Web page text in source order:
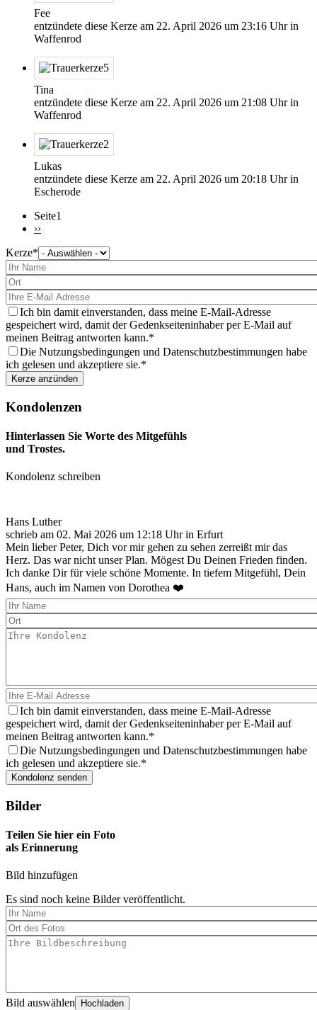
Fee
entzündete diese Kerze am 22. April 2026 um 23:16 Uhr in
Waffenrod
Tina
entzündete diese Kerze am 22. April 2026 um 21:08 Uhr in
Waffenrod
Lukas
entzündete diese Kerze am 22. April 2026 um 20:18 Uhr in
Escherode
Seite1
Nächste
››
Kerze
wählen
Sie
aus
Ich bin damit einverstanden, dass meine E-Mail-Adresse
gespeichert wird, damit der Gedenkseiteninhaber per E-Mail auf
meinen Beitrag antworten kann.
Die Nutzungsbedingungen und Datenschutzbestimmungen habe
ich gelesen und akzeptiere sie.
Kondolenzen
Hinterlassen Sie Worte des Mitgefühls
und Trostes.
Kondolenz schreiben
Hans Luther
schrieb am 02. Mai 2026 um 12:18 Uhr in Erfurt
Mein lieber Peter, Dich vor mir gehen zu sehen zerreißt mir das
Herz. Das war nicht unser Plan. Mögest Du Deinen Frieden finden.
Ich danke Dir für viele schöne Momente. In tiefem Mitgefühl, Dein
Hans, auch im Namen von Dorothea ❤️
Ich bin damit einverstanden, dass meine E-Mail-Adresse
gespeichert wird, damit der Gedenkseiteninhaber per E-Mail auf
meinen Beitrag antworten kann.
Die Nutzungsbedingungen und Datenschutzbestimmungen habe
ich gelesen und akzeptiere sie.
Bilder
Teilen Sie hier ein Foto
als Erinnerung
Bild hinzufügen
Es sind noch keine Bilder veröffentlicht.
Bild auswählen